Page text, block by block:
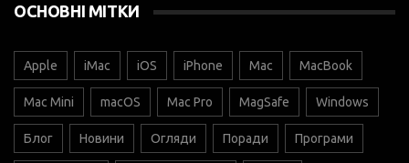
ОСНОВНІ МІТКИ
Apple iMac iOS iPhone Mac MacBook
Mac Mini macOS Mac Pro MagSafe Windows
Блог Новини Огляди Поради Програми